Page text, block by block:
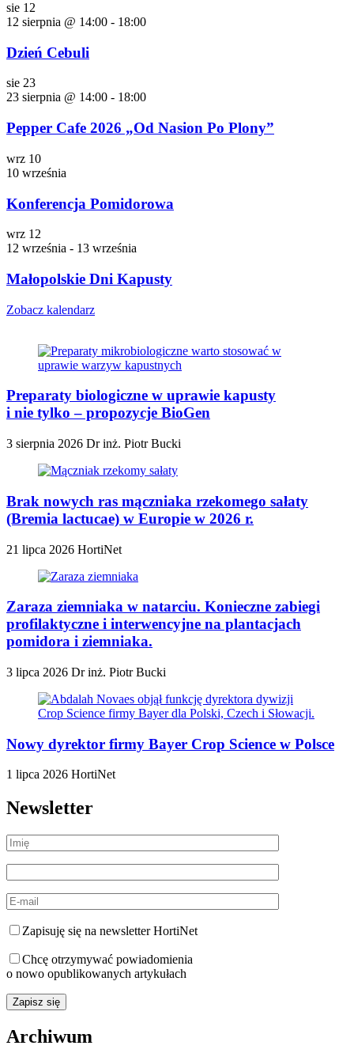
sie 12
12 sierpnia @ 14:00 - 18:00
Dzień Cebuli
sie 23
23 sierpnia @ 14:00 - 18:00
Pepper Cafe 2026 „Od Nasion Po Plony”
wrz 10
10 września
Konferencja Pomidorowa
wrz 12
12 września - 13 września
Małopolskie Dni Kapusty
Zobacz kalendarz
Preparaty biologiczne w uprawie kapusty
i nie tylko – propozycje BioGen
3 sierpnia 2026 Dr inż. Piotr Bucki
Brak nowych ras mączniaka rzekomego sałaty
(Bremia lactucae) w Europie w 2026 r.
21 lipca 2026 HortiNet
Zaraza ziemniaka w natarciu. Konieczne zabiegi
profilaktyczne i interwencyjne na plantacjach
pomidora i ziemniaka.
3 lipca 2026 Dr inż. Piotr Bucki
Nowy dyrektor firmy Bayer Crop Science w Polsce
1 lipca 2026 HortiNet
Newsletter
Zapisuję się na newsletter HortiNet
Chcę otrzymywać powiadomienia
o nowo opublikowanych artykułach
Archiwum